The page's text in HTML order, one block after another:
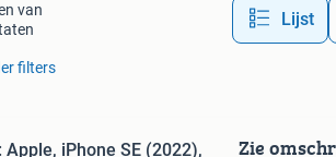
van
Lijst
filters
iPhone SE (2022),
Zie